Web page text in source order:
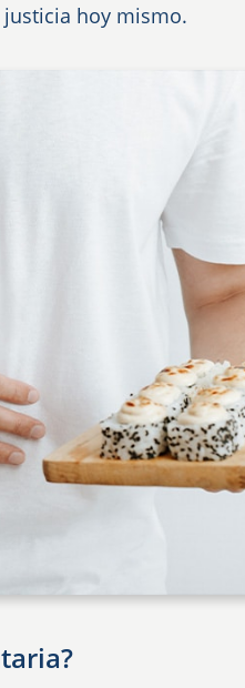
hoy mismo.